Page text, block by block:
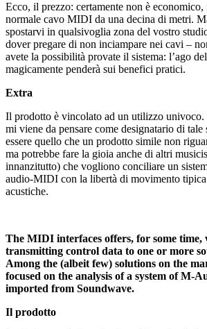
Ecco, il prezzo: certamente non è economico,
normale cavo MIDI da una decina di metri.
spostarvi in qualsivoglia zona del vostro
dover pregare di non inciampare nei cavi –
avete la possibilità provate il sistema: l’ago
magicamente penderà sui benefici pratici.
Extra
Il prodotto è vincolato ad un utilizzo univoco.
mi viene da pensare come designatario di tale
essere quello che un prodotto simile non
ma potrebbe fare la gioia anche di altri
innanzitutto) che vogliono conciliare un
audio-MIDI con la libertà di movimento
acustiche.
The MIDI interfaces offers, for some time,
transmitting control data to one or more
Among the (albeit few) solutions on the
focused on the analysis of a system of M-
imported from Soundwave.
Il prodotto